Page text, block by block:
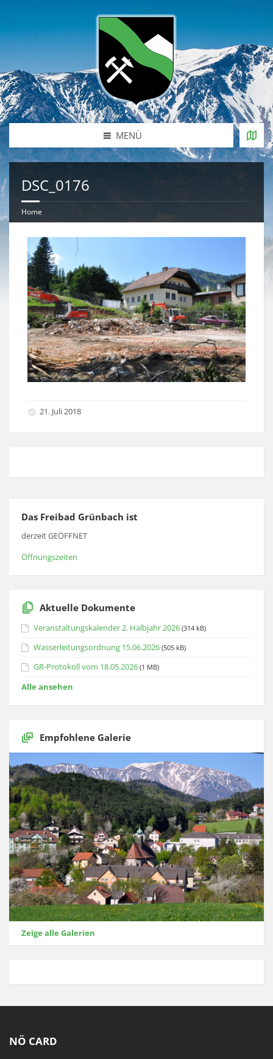
MENÜ
DSC_0176
Home
21. Juli 2018
Das Freibad Grünbach ist
derzeit GEÖFFNET
Öffnungszeiten
Aktuelle Dokumente
Veranstaltungskalender 2. Halbjahr 2026 (314 kB)
Wasserleitungsordnung 15.06.2026 (505 kB)
GR-Protokoll vom 18.05.2026 (1 MB)
Alle ansehen
Empfohlene Galerie
Zeige alle Galerien
NÖ CARD